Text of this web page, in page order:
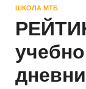
ШКОЛА МТБ